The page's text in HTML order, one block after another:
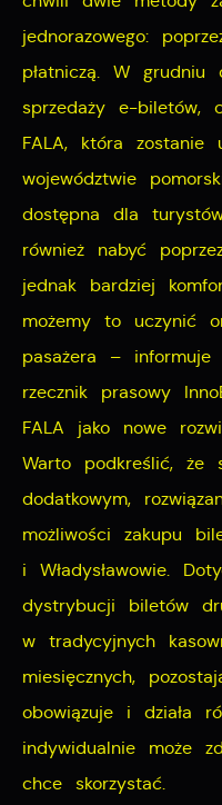
jednorazowego:
płatniczą. W grudniu
sprzedaży e-biletów,
FALA, która zostanie
województwie
dostępna dla
również nabyć
jednak bardziej
możemy to uczynić
pasażera – informuje
rzecznik prasowy
FALA jako nowe
Warto podkreślić, że
dodatkowym,
możliwości zakupu
i Władysławowie.
dystrybucji biletów
w tradycyjnych
miesięcznych,
obowiązuje i działa
indywidualnie może
chce skorzystać.